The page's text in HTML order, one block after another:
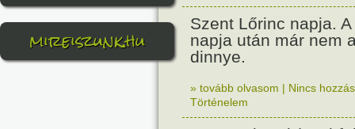
mireiszunk.hu
Szent Lőrinc napja.
napja után már nem
dinnye.
» tovább olvasom | Nincs
Történelem